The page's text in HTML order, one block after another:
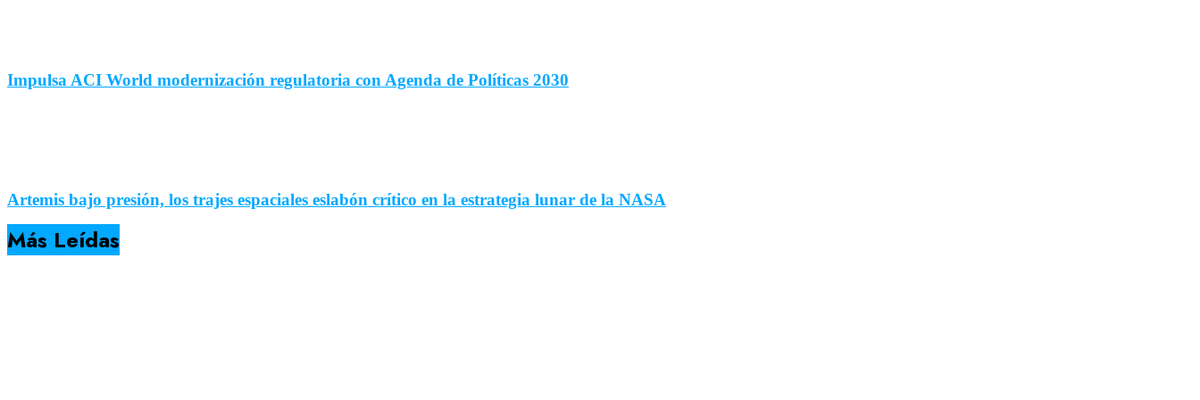
Impulsa ACI World modernización regulatoria con Agenda de Políticas 2030
Artemis bajo presión, los trajes espaciales eslabón crítico en la estrategia lunar de la NASA
Más Leídas